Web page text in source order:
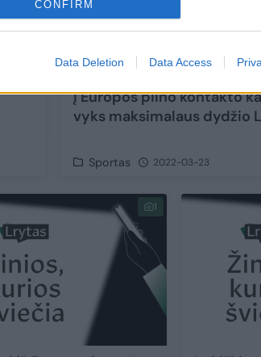
CONFIRM
Data Deletion Data Access
Į Europos pilno kontakto
vyks maksimalaus dydžio
Sportas 2022-03-23
1